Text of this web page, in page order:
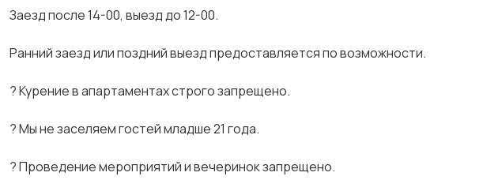
Заезд после 14-00, выезд до 12-00.
Ранний заезд или поздний выезд предоставляется по возможности.
? Курение в апартаментах строго запрещено.
? Мы не заселяем гостей младше 21 года.
? Проведение мероприятий и вечеринок запрещено.